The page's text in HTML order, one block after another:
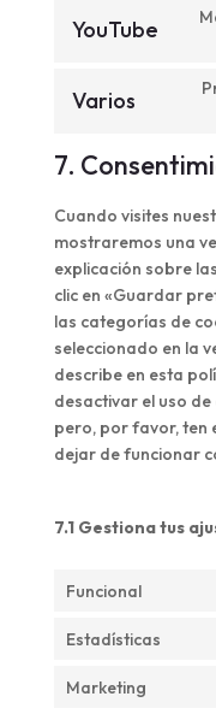
YouTube
Varios
7.
Cuando visites
mostraremos una
explicación sobre
clic en «Guardar
las categorías de
seleccionado en la
describe en esta
desactivar el uso
pero, por favor, ten
dejar de funcionar
7.1 Gestiona tus
Funcional
Estadísticas
Marketing